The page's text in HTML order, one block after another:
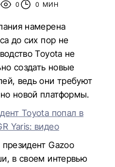
0 0 МИН
намерена
до сих пор не
Toyota не
создать новые
ведь они требуют
новой платформы.
Toyota попал в
Yaris: видео
президент Gazoo
в своем интервью